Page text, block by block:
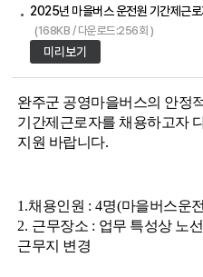
2025년 마을버스 운전원 기간제근
(168KB / 다운로드:256회 )
미리보기
완주군 공영마을버스의 안정
기간제근로자를 채용하고자
지원 바랍니다.
1.채용인원 : 4명(마을버스운
2. 근무장소 : 업무 특성상 노
근무지 변경